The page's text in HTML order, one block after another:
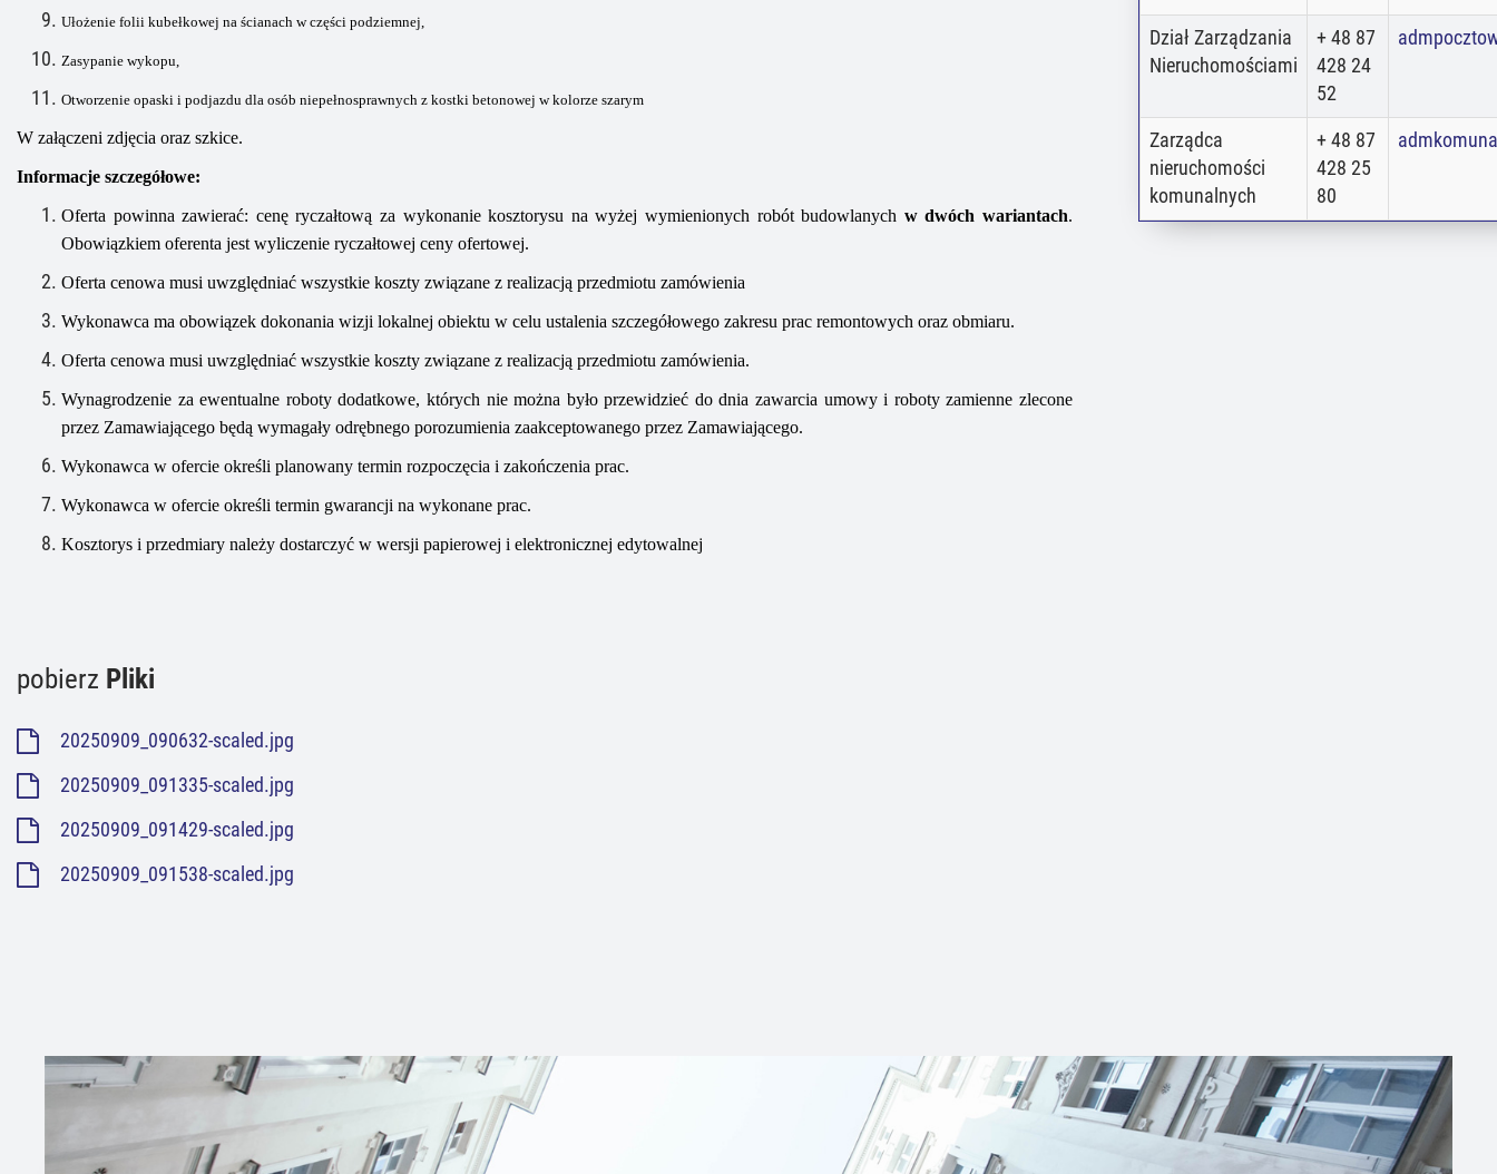
Ułożenie folii kubełkowej na ścianach w części podziemnej,
Zasypanie wykopu,
Otworzenie opaski i podjazdu dla osób niepełnosprawnych z kostki betonowej w kolorze szarym
W załączeni zdjęcia oraz szkice.
Informacje szczegółowe:
Oferta powinna zawierać: cenę ryczałtową za wykonaniekosztorysu na wyżej wymienionych robótbudowlanych w dwóch wariantach.
Obowiązkiem oferenta jest wyliczenie ryczałtowej ceny ofertowej.
Oferta cenowa musi uwzględniać wszystkie koszty związane z realizacją przedmiotu zamówienia
Wykonawca ma obowiązek dokonania wizji lokalnej obiektu w celu ustalenia szczegółowego zakresu prac remontowych oraz obmiaru.
Oferta cenowa musi uwzględniać wszystkie koszty związane z realizacją przedmiotu zamówienia.
Wynagrodzenie za ewentualne roboty dodatkowe, których nie można było przewidzieć do dnia zawarcia umowy i roboty zamienne zlecone
przez Zamawiającego będą wymagały odrębnego porozumienia zaakceptowanego przez Zamawiającego.
Wykonawca w ofercie określi planowany termin rozpoczęcia i zakończenia prac.
Wykonawca w ofercie określi termin gwarancji na wykonane prac.
Kosztorys i przedmiary należy dostarczyć w wersji papierowej i elektronicznej edytowalnej
pobierz Pliki
20250909_090632-scaled.jpg
20250909_091335-scaled.jpg
20250909_091429-scaled.jpg
20250909_091538-scaled.jpg
Dział Zarządzania
Nieruchomościami
+ 48 87
428 24
52
Zarządca
nieruchomości
komunalnych
+ 48 87
428 25
80